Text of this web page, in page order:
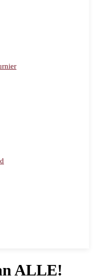
ALLE!